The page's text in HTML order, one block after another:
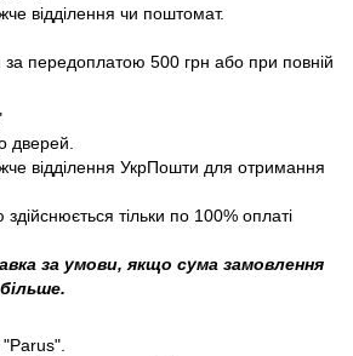
відділення чи поштомат.
за передоплатою 500 грн або при повній
дверей.
відділення УкрПошти для отримання
тільки по 100% оплаті
за умови, якщо сума замовлення